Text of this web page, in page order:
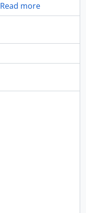
Read more